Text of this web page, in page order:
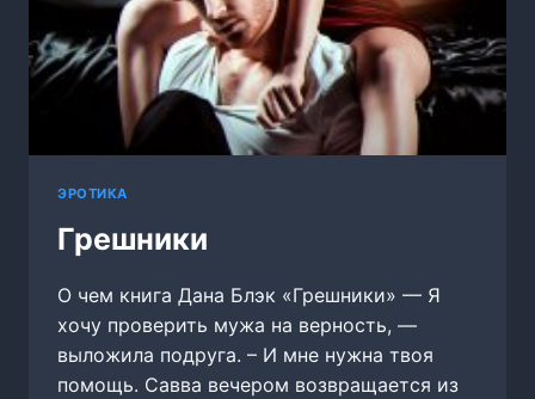
ЭРОТИКА
Грешники
О чем книга Дана Блэк «Грешники» — Я
хочу проверить мужа на верность, —
выложила подруга. – И мне нужна твоя
помощь. Савва вечером возвращается из